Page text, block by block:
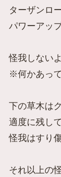
ターザンロ
パワーアッ
怪我しない
※何かあっ
下の草木は
適度に残し
怪我はすり
それ以上の